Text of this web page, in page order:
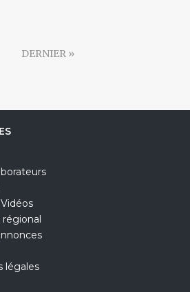
DERNIER »
régional
légales